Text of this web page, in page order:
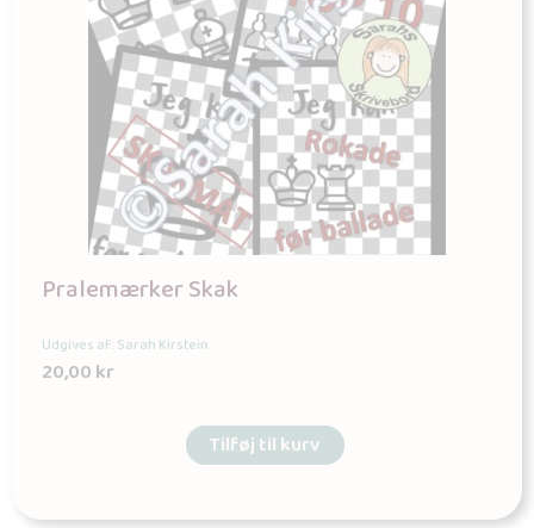
Pralemærker Skak
Udgives af: Sarah Kirstein
20,00kr
Tilføj til kurv